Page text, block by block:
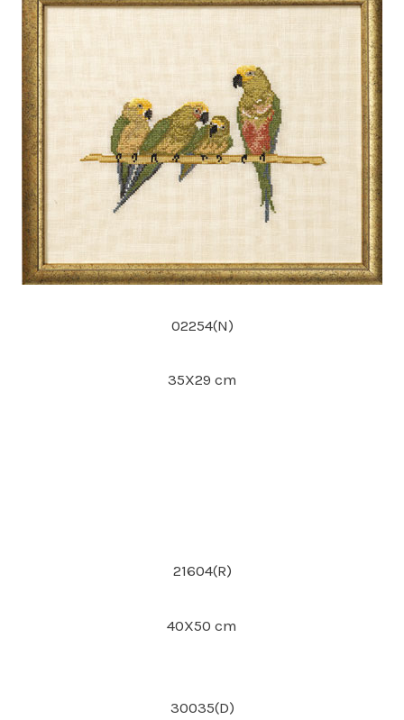
02254(N)
35X29 cm
21604(R)
40X50 cm
30035(D)